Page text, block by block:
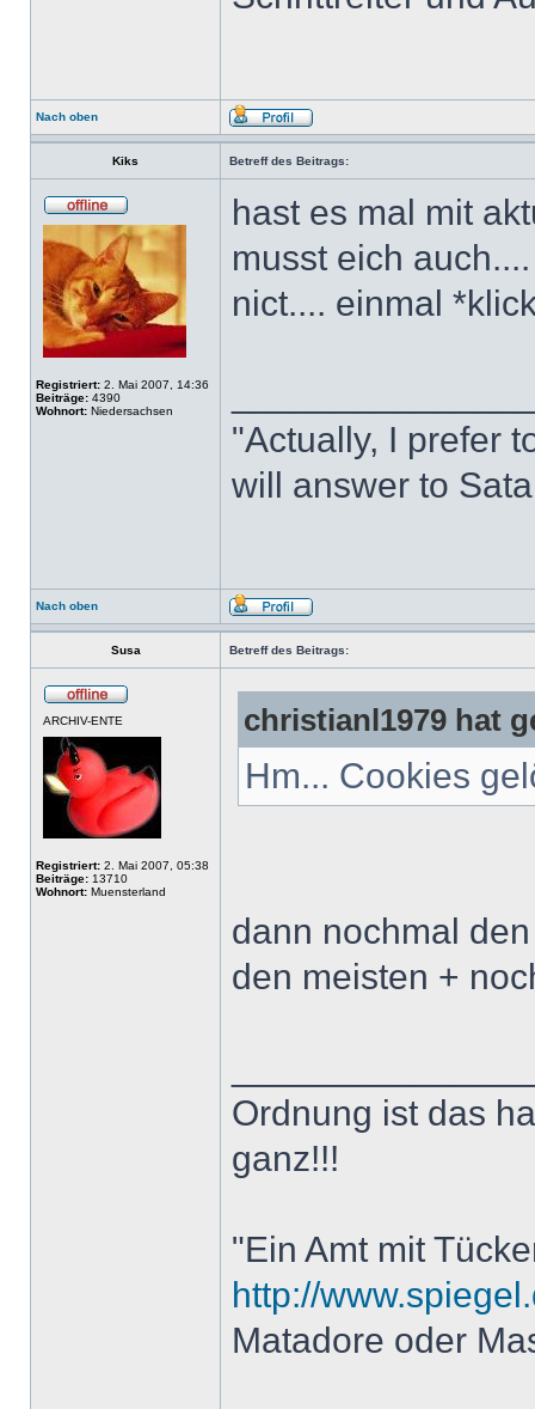
Nach oben
Kiks Betreff des Beitrags:
Registriert: 2. Mai 2007, 14:36
Beiträge: 4390
Wohnort: Niedersachsen
hast es mal mit
musst eich
nict.... einmal
"Actually, I prefer
will answer to
Nach oben
Susa Betreff des Beitrags:
ARCHIV-ENTE
Registriert: 2. Mai 2007, 05:38
Beiträge: 13710
Wohnort: Muensterland
christianl1979 hat
Hm... Cookies
dann nochmal
den meisten +
Ordnung ist das
ganz!!!
"Ein Amt mit
http://
Matadore oder